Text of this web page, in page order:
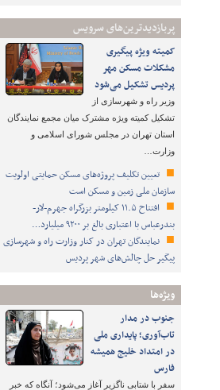
پربازدیدترین‌های سرویس
کمیته ویژه پیگیری
مشکلات مسکن مهر
پردیس تشکیل می‌شود
وزیر راه و شهرسازی از
تشکیل کمیته ویژه مشترک میان مجمع نمایندگان
استان تهران در مجلس شورای اسلامی و
وزارت…
تعیین تکلیف پروژه‌های مسکن حمایتی اولویت
سازمان ملی زمین و مسکن است
افتتاح ۱۱.۵ کیلومتر بزرگراه جهرم-لار-
بندرعباس با اعتباری بالغ بر ۹۲۰۰ میلیارد…
نمایندگان تهران در کنار وزارت راه و شهرسازی
پیگیر حل چالش‌های شهر پردیس
ویژه‌ها
جنوب در مدار
تاب‌آوری؛ پایداری ملی
در امتداد خلیج همیشه
فارس
سفر با شتابی ناگزیر آغاز می‌شود؛ آنگاه که خبر